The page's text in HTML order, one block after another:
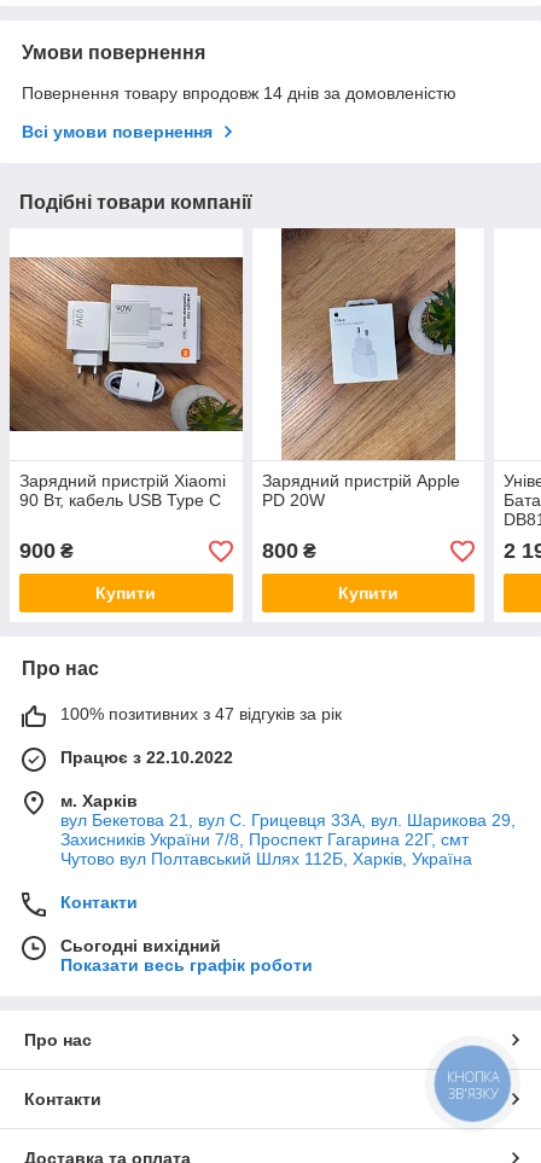
Умови повернення
Повернення товару впродовж 14 днів за домовленістю
Всі умови повернення
Подібні товари компанії
Зарядний пристрій Xiaomi
90 Вт, кабель USB Type C
900 ₴
Купити
Зарядний пристрій Apple
PD 20W
800₴
Купити
2
Про нас
100% позитивних з 47 відгуків за рік
Працює з 22.10.2022
м. Харків
вул Бекетова 21, вул С. Грицевця 33А, вул. Шарикова 29,
Захисників України 7/8, Проспект Гагарина 22Г, смт
Чутово вул Полтавський Шлях 112Б, Харків, Україна
Контакти
Сьогодні вихідний
Показати весь графік роботи
Про нас
Контакти
Доставка та оплата
КНОПКА
ЗВ'ЯЗКУ